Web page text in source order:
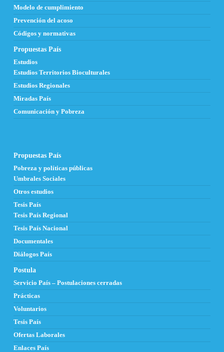
Modelo de cumplimiento
Prevención del acoso
Códigos y normativas
Propuestas País
Estudios
Estudios Territorios Bioculturales
Estudios Regionales
Miradas País
Comunicación y Pobreza
Propuestas País
Pobreza y políticas públicas
Umbrales Sociales
Otros estudios
Tesis País
Tesis País Regional
Tesis País Nacional
Documentales
Diálogos País
Postula
Servicio País – Postulaciones cerradas
Prácticas
Voluntarios
Tesis País
Ofertas Laborales
Enlaces País